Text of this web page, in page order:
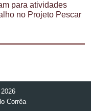
para atividades
no Projeto Pescar
Corrêa